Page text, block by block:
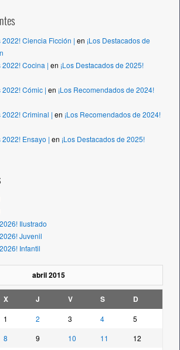
2022! Ciencia Ficción | en ¡Los Destacados de
2022! Cocina | en ¡Los Destacados de 2025!
2022! Cómic | en ¡Los Recomendados de 2024!
2022! Criminal | en ¡Los Recomendados de 2024!
2022! Ensayo | en ¡Los Destacados de 2025!
Ilustrado
Juvenil
Infantil
abril 2015
X J V S D
1 2 3 4
5
8 9 10 11
12